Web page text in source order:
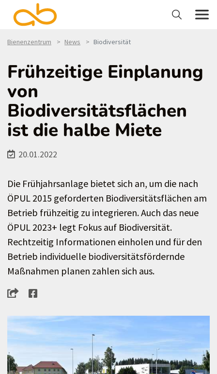
Bienenzentrum News Biodiversität
Frühzeitige Einplanung
von
Biodiversitätsflächen
ist die halbe Miete
20.01.2022
Die Frühjahrsanlage bietet sich an, um die nach
ÖPUL 2015 geforderten Biodiversitätsflächen am
Betrieb frühzeitig zu integrieren. Auch das neue
ÖPUL 2023+ legt Fokus auf Biodiversität.
Rechtzeitig Informationen einholen und für den
Betrieb individuelle biodiversitätsfördernde
Maßnahmen planen zahlen sich aus.